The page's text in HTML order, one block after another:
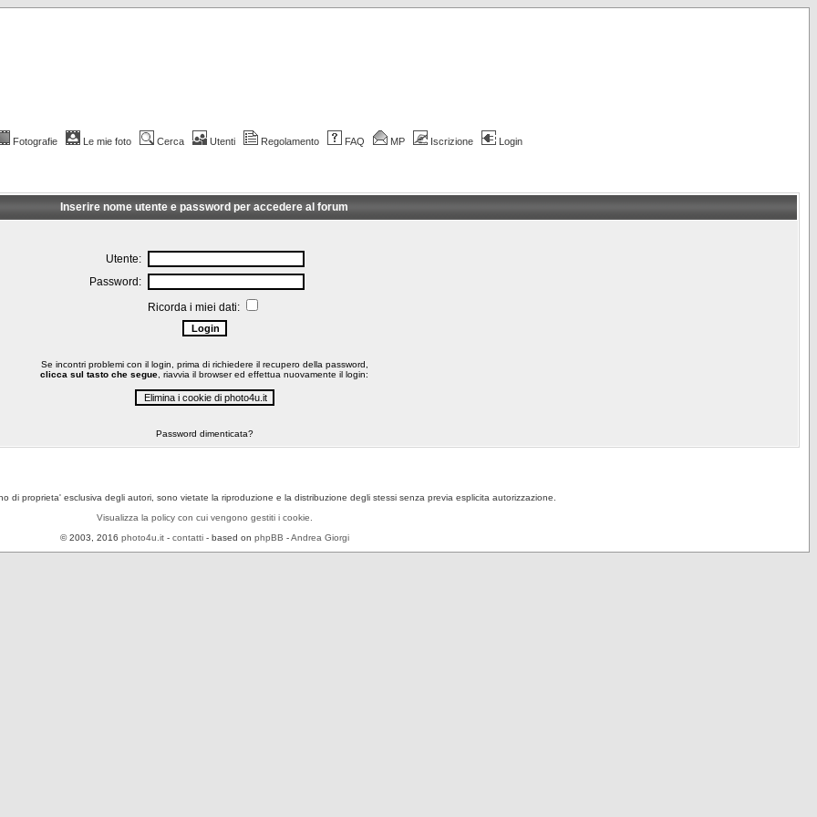
Fotografie Le mie foto Cerca Utenti Regolamento FAQ MP Iscrizione Login
Inserire nome utente e password per accedere al forum
Utente:
Password:
Ricorda i miei dati:
Se incontri problemi con il login, prima di richiedere il recupero della password,
clicca sul tasto che segue , riavvia il browser ed effettua nuovamente il login:
Password dimenticata?
di proprieta' esclusiva degli autori, sono vietate la riproduzione e la distribuzione degli stessi senza previa esplicita autorizzazione.
Visualizza la policy con cui vengono gestiti i cookie.
© 2003, 2016 photo4u.it- contatti- based on phpBB -Andrea Giorgi